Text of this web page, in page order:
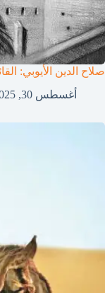
صلاح الدين الأيوبي:
أغسطس 30, 2025